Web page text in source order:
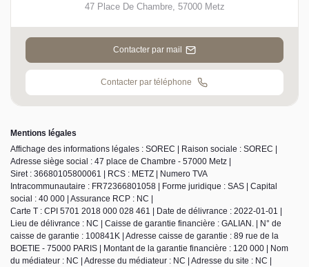
47 Place De Chambre, 57000 Metz
Contacter par mail
Contacter par téléphone
Mentions légales
Affichage des informations légales : SOREC | Raison sociale : SOREC |
Adresse siège social : 47 place de Chambre - 57000 Metz |
Siret : 36680105800061 | RCS : METZ | Numero TVA
Intracommunautaire : FR72366801058 | Forme juridique : SAS | Capital
social : 40 000 | Assurance RCP : NC |
Carte T : CPI 5701 2018 000 028 461 | Date de délivrance : 2022-01-01 |
Lieu de délivrance : NC | Caisse de garantie financière : GALIAN. | N° de
caisse de garantie : 100841K | Adresse caisse de garantie : 89 rue de la
BOETIE - 75000 PARIS | Montant de la garantie financière : 120 000 | Nom
du médiateur : NC | Adresse du médiateur : NC | Adresse du site : NC |